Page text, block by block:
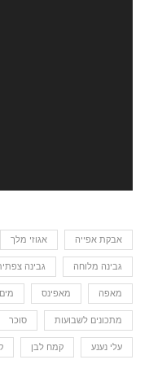
אבקת אפייה אגוזי מלך
גבינה מלוחה גבינה
מאפה מאפינס מים
מתכונים לשבועות סוכר
עלי נענע קמח לבן